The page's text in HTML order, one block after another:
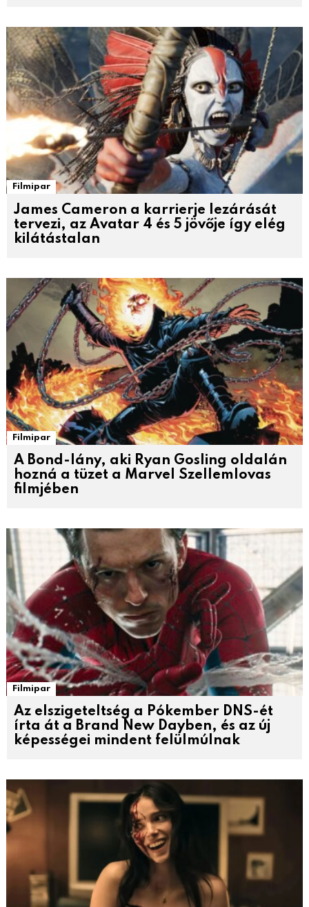
Filmipar
James Cameron a karrierje lezárását
tervezi, az Avatar 4 és 5 jövője így elég
kilátástalan
Filmipar
A Bond-lány, aki Ryan Gosling oldalán
hozná a tüzet a Marvel Szellemlovas
filmjében
Filmipar
Az elszigeteltség a Pókember DNS-ét
írta át a Brand New Dayben, és az új
képességei mindent felülmúlnak